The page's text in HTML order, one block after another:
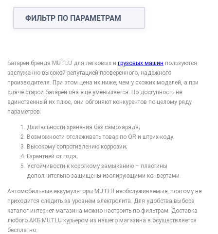
ФИЛЬТР ПО ПАРАМЕТРАМ
Батареи бренда MUTLU для легковых и грузовых машин пользуются
заслуженно высокой репутацией проверенного, надежного
производителя. При этом цена их ниже, чем у схожих моделей, а при
сдаче старой батареи она еще уменьшается. Но доступность не
единственный их плюс, они обгоняют конкурентов по целому ряду
параметров:
Длительности хранения без самозаряда;
Возможности отслеживать товар по QR и штрих-коду;
Высокому сопротивлению коррозии;
Гарантией от года;
Устойчивости к короткому замыканию – пластины
дополнительно защищены изолирующими конвертами.
Автомобильные аккумуляторы MUTLU необслуживаемые, поэтому не
приходится следить за уровнем электролита. Для удобства выбора
каталог интернет-магазина можно настроить по фильтрам. Доставка
любого АКБ MUTLU курьером из нашего магазина в осуществляется
бесплатно.